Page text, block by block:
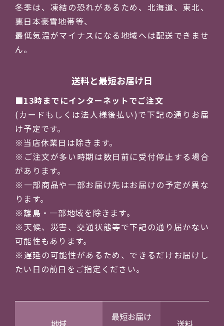
冬季は、凍結の恐れがあるため、北海道、東北、
裏日本豪雪地帯等、
最低気温がマイナスになる地域へは配送できませ
ん。
送料と最短お届け日
13時までにインターネットでご注文
(カードもしくは法人様後払い)で下記の通りお届
け予定です。
※当店休業日は除きます。
※ご注文が多い時期は数日前に受付停止する場合
があります。
※一部商品や一部お届け先はお届けの予定が異な
ります。
※離島・一部地域を除きます。
※天候、災害、交通状態等で下記の通り届かない
可能性もあります。
※遅延の可能性があるため、できるだけお届けし
たい日の前日をご指定ください。
最短お届け